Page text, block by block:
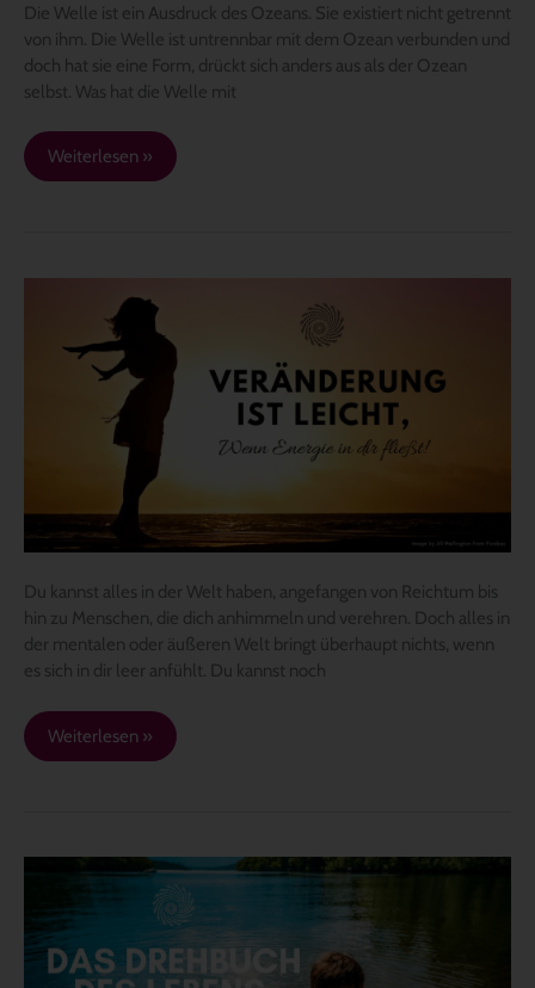
Die Welle ist ein Ausdruck des Ozeans. Sie existiert nicht getrennt
von ihm. Die Welle ist untrennbar mit dem Ozean verbunden und
doch hat sie eine Form, drückt sich anders aus als der Ozean
selbst. Was hat die Welle mit
Weiterlesen »
Du kannst alles in der Welt haben, angefangen von Reichtum bis
hin zu Menschen, die dich anhimmeln und verehren. Doch alles in
der mentalen oder äußeren Welt bringt überhaupt nichts, wenn
es sich in dir leer anfühlt. Du kannst noch
Veränderungen
durch
fließende
Weiterlesen »
des
Lebens